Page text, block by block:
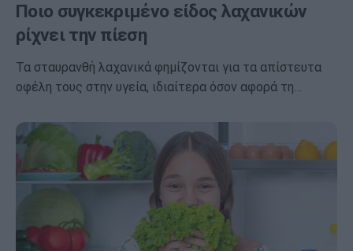
Ποιο συγκεκριμένο είδος λαχανικών
ρίχνει την πίεση
Τα σταυρανθή λαχανικά φημίζονται για τα απίστευτα
οφέλη τους στην υγεία, ιδιαίτερα όσον αφορά τη…